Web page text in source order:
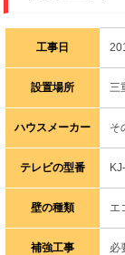
工事日
設置場所 三
ハウスメーカー そ
テレビの型番
壁の種類 エ
補強工事 必